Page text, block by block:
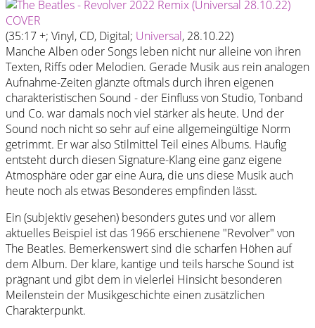
(35:17 +; Vinyl, CD, Digital; Universal, 28.10.22)
Manche Alben oder Songs leben nicht nur alleine von ihren
Texten, Riffs oder Melodien. Gerade Musik aus rein analogen
Aufnahme-Zeiten glänzte oftmals durch ihren eigenen
charakteristischen Sound - der Einfluss von Studio, Tonband
und Co. war damals noch viel stärker als heute. Und der
Sound noch nicht so sehr auf eine allgemeingültige Norm
getrimmt. Er war also Stilmittel Teil eines Albums. Häufig
entsteht durch diesen Signature-Klang eine ganz eigene
Atmosphäre oder gar eine Aura, die uns diese Musik auch
heute noch als etwas Besonderes empfinden lässt.
Ein (subjektiv gesehen) besonders gutes und vor allem
aktuelles Beispiel ist das 1966 erschienene "Revolver" von
The Beatles. Bemerkenswert sind die scharfen Höhen auf
dem Album. Der klare, kantige und teils harsche Sound ist
prägnant und gibt dem in vielerlei Hinsicht besonderen
Meilenstein der Musikgeschichte einen zusätzlichen
Charakterpunkt.